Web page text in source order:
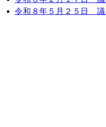
令和８年５月２５日